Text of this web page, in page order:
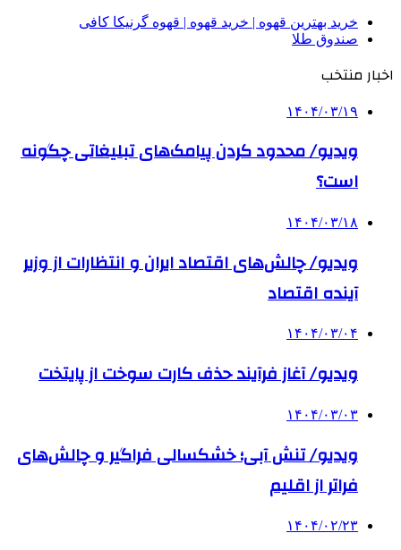
خرید بهترین قهوه | خرید قهوه | قهوه گرنیکا کافی
صندوق طلا
اخبار منتخب
۱۴۰۴/۰۳/۱۹
ویدیو/ محدود کردن پیامک‌های تبلیغاتی چگونه
است؟
۱۴۰۴/۰۳/۱۸
ویدیو/ چالش‌های اقتصاد ایران و انتظارات از وزیر
آینده اقتصاد
۱۴۰۴/۰۳/۰۴
ویدیو/ آغاز فرآیند حذف کارت سوخت از پایتخت
۱۴۰۴/۰۳/۰۳
ویدیو/ تنش آبی؛ خشکسالی فراگیر و چالش‌های
فراتر از اقلیم
۱۴۰۴/۰۲/۲۳